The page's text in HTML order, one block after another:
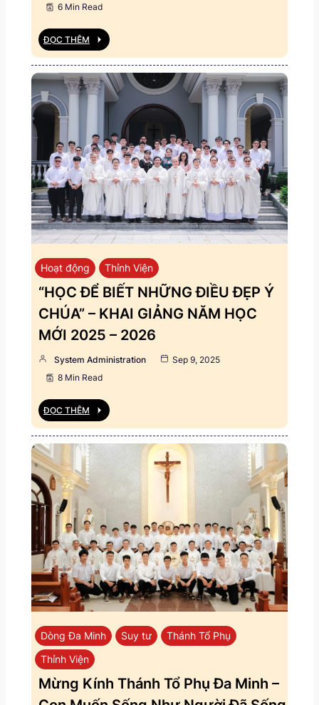
6 Min Read
ĐỌC THÊM
Hoạt động Thỉnh Viện
“HỌC ĐỂ BIẾT NHỮNG ĐIỀU ĐẸP Ý
CHÚA” – KHAI GIẢNG NĂM HỌC
MỚI 2025 – 2026
System Administration
Sep 9, 2025
8 Min Read
ĐỌC THÊM
Dòng Đa Minh Suy tư
Thánh Tổ Phụ
Thỉnh Viện
Mừng Kính Thánh Tổ Phụ Đa Minh –